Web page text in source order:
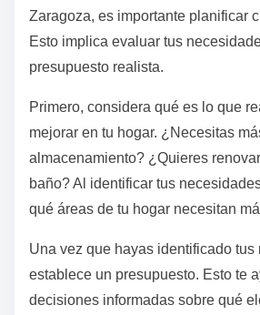
Zaragoza, es importante planificar
Esto implica evaluar tus
presupuesto realista.
Primero, considera qué es lo que
mejorar en tu hogar. ¿Necesitas
almacenamiento? ¿Quieres
baño? Al identificar tus
qué áreas de tu hogar necesitan
Una vez que hayas identificado tus
establece un presupuesto. Esto te
decisiones informadas sobre qué